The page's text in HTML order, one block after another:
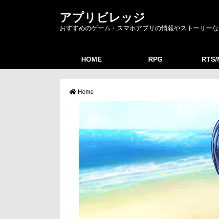
アプリビレッジ
おすすめのゲーム・スマホアプリの情報やストーリー
HOME RPG
Home